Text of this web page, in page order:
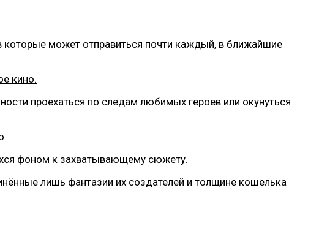
которые может отправиться почти каждый, в ближайшие
кино.
проехаться по следам любимых героев или окунуться
фоном к захватывающему сюжету.
лишь фантазии их создателей и толщине кошелька